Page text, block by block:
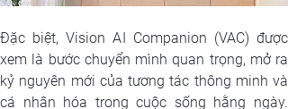
Đặc biệt, Vision AI Companion (VAC) được
xem là bước chuyển mình quan trọng, mở ra
kỷ nguyên mới của tương tác thông minh và
cá nhân hóa trong cuộc sống hằng ngày.